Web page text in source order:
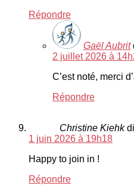
Répondre
Gaël Aubrit
2 juillet 2026 à
C’est noté, merci
Répondre
Christine Kiehk
1 juin 2026 à 19h18
Happy to join in !
Répondre